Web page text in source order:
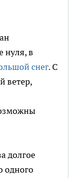
нуля, в
снег. С
ветер,
долгое
одного